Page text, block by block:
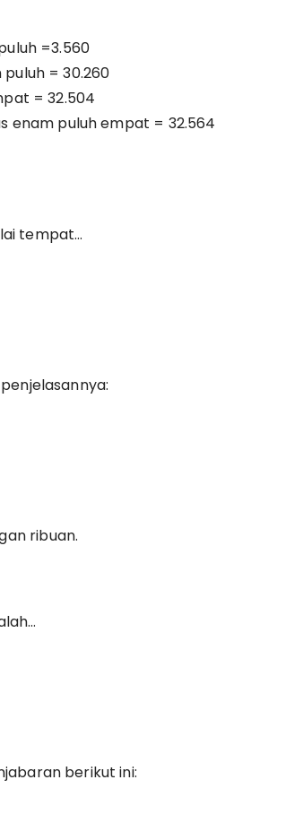
=3.560
= 30.260
= 32.504
enam puluh empat = 32.564
tempat…
ribuan.
berikut ini: